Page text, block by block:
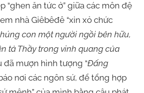
“ghen ăn tức ở” giữa các môn đệ
nhà Giêbêđê “xin xỏ chức
con một người ngồi bên hữu,
tả Thầy trong vinh quang của
đã mượn hình tượng “Đấng
nơi các ngôn sứ, để tổng hợp